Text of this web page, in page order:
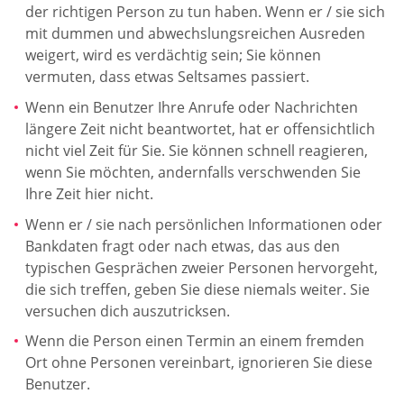
der richtigen Person zu tun haben. Wenn er / sie sich
mit dummen und abwechslungsreichen Ausreden
weigert, wird es verdächtig sein; Sie können
vermuten, dass etwas Seltsames passiert.
Wenn ein Benutzer Ihre Anrufe oder Nachrichten
längere Zeit nicht beantwortet, hat er offensichtlich
nicht viel Zeit für Sie. Sie können schnell reagieren,
wenn Sie möchten, andernfalls verschwenden Sie
Ihre Zeit hier nicht.
Wenn er / sie nach persönlichen Informationen oder
Bankdaten fragt oder nach etwas, das aus den
typischen Gesprächen zweier Personen hervorgeht,
die sich treffen, geben Sie diese niemals weiter. Sie
versuchen dich auszutricksen.
Wenn die Person einen Termin an einem fremden
Ort ohne Personen vereinbart, ignorieren Sie diese
Benutzer.